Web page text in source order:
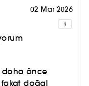
02 Mar 2026
daha önce
fakat doğal